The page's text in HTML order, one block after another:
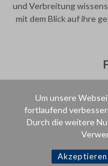
Um unsere
fortlaufend
Durch die weitere
Akzeptieren
und Verbreitung
mit dem Blick auf ihre